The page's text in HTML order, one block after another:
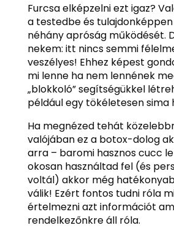
Furcsa elképzelni ezt igaz?
a testedbe és
néhány apróság működését.
nekem: itt nincs semmi
veszélyes! Ehhez képest
mi lenne ha nem lennének
„blokkoló” segítségükkel
például egy tökéletesen sima
Ha megnézed tehát
valójában ez a botox-dolog
arra – baromi hasznos cucc
okosan használtad fel (és
voltál) akkor még
válik! Ezért fontos tudni róla
értelmezni azt információt
rendelkezőnkre áll róla.